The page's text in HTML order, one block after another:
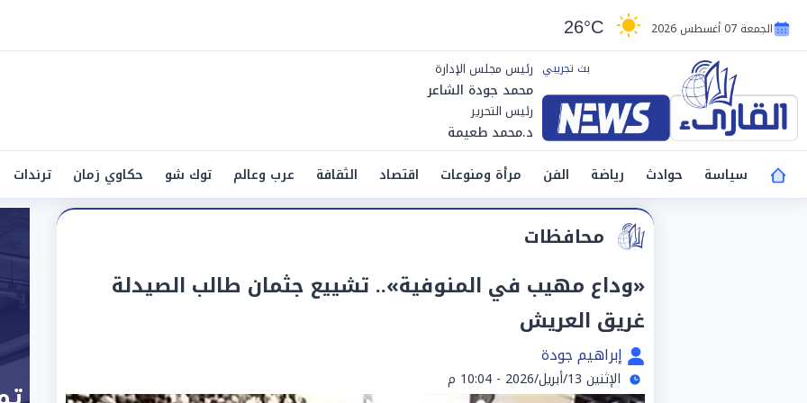
الجمعة 07 أغسطس 2026 26°C
رئيس مجلس الإدارة
محمد جودة الشاعر
رئيس التحرير
د.محمد طعيمة
سياسة
حوادث رياضة الفن مرأة ومنوعات اقتصاد الثقافة عرب وعالم توك شو حكاوي زمان ترندات
محافظات
«وداع مهيب في المنوفية».. تشييع جثمان طالب الصيدلة
غريق العريش
إبراهيم جودة
الإثنين 13/أبريل/2026 - 10:04 م